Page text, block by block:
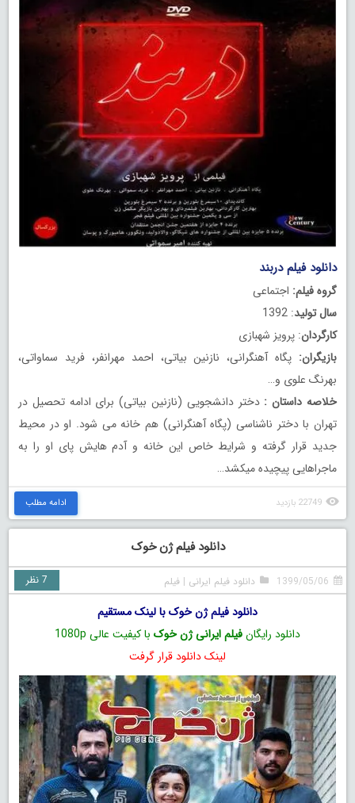
دانلود فیلم دربند
گروه فیلم: اجتماعی
سال تولید: 1392
کارگردان: پرویز شهبازی
بازیگران: پگاه آهنگرانی، نازنین بیاتی، احمد مهرانفر، فرید سماواتی،
بهرنگ علوی و…
خلاصه داستان : دختر دانشجویی (نازنین بیاتی) برای ادامه تحصیل در
تهران با دختر ناشناسی (پگاه آهنگرانی) هم خانه می شود. او در محیط
جدید قرار گرفته و شرایط خاص این خانه و آدم هایش پای او را به
ماجراهایی پیچیده میکشد…
22749 بازدید ادامه مطلب
دانلود فیلم ژن خوک
1399/05/06 دانلود فیلم ایرانی |فیلم 7 نظر
دانلود فیلم ژن خوک با لینک مستقیم
دانلود رایگانفیلم ایرانی ژن خوک با کیفیت عالی 1080p
لینک دانلود قرار گرفت